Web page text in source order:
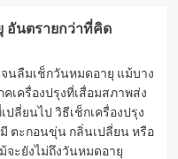
อันตรายกว่าที่คิด
นลืมเช็กวันหมดอายุ แม้บาง
เครื่องปรุงที่เสื่อมสภาพส่ง
ลี่ยนไป วิธีเช็กเครื่องปรุง
ตะกอนขุ่น กลิ่นเปลี่ยน หรือ
ะยังไม่ถึงวันหมดอายุ